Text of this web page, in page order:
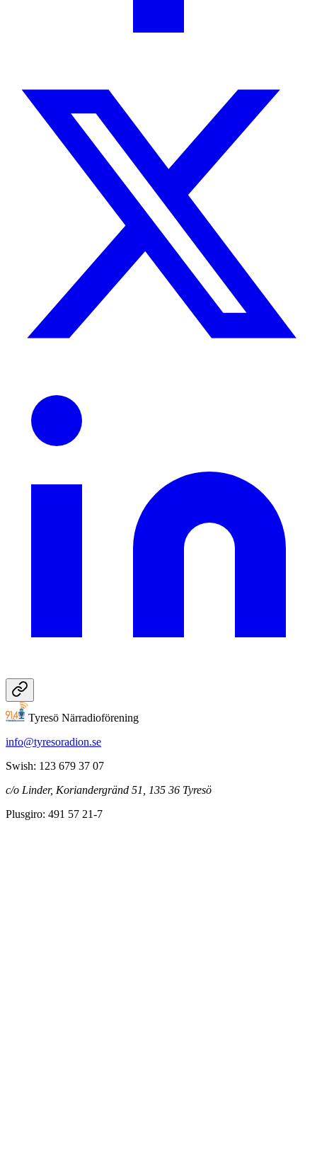
Tyresö Närradioförening
info@tyresoradion.se
Swish: 123 679 37 07
c/o Linder, Koriandergränd 51, 135 36 Tyresö
Plusgiro: 491 57 21-7